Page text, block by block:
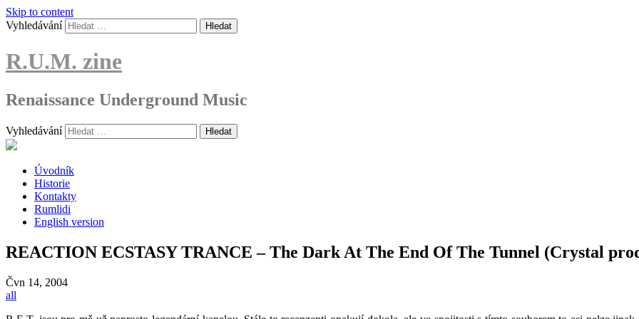
Skip to content
Vyhledávání
R.U.M. zine
Renaissance Underground Music
Vyhledávání
Úvodník
Historie
Kontakty
Rumlidi
English version
REACTION ECSTASY TRANCE – The Dark At The End Of The Tunnel (Crystal
Čvn 14, 2004
all